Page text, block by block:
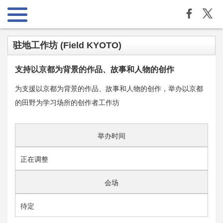
驻地工作坊 (Field KYOTO)
支持以京都为背景的作品、故事和人物的创作
为支援以京都为背景的作品、故事和人物的创作，举办以京都
的田野为学习场所的创作者工作坊
举办时间
正在调整
会场
待定